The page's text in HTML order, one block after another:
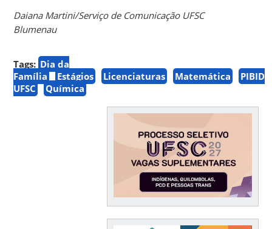
Daiana Martini/Serviço de Comunicação UFSC
Blumenau
Tags: Dia da
Família
Estágios Licenciaturas Matemática
PIBID
UFSC
Química